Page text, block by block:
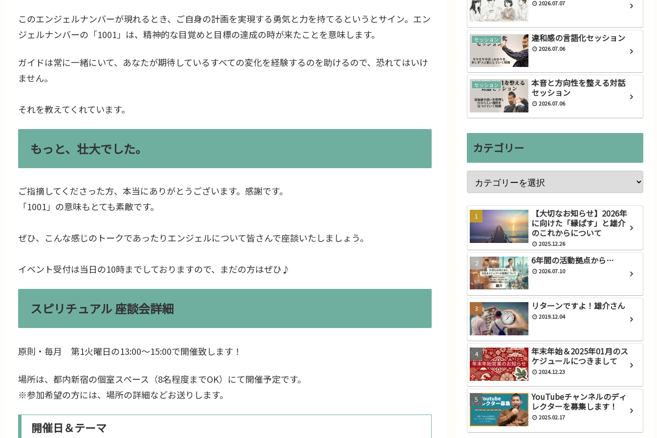
このエンジェルナンバーが現れるとき、ご自身の計画を実現する勇気と力を持てるというとサイン。エン
ジェルナンバーの「1001」は、精神的な目覚めと目標の達成の時が来たことを意味します。
ガイドは常に一緒にいて、あなたが期待しているすべての変化を経験するのを助けるので、恐れてはいけ
ません。
それを教えてくれています。
もっと、壮大でした。
ご指摘してくださった方、本当にありがとうございます。感謝です。
「1001」の意味もとても素敵です。
ぜひ、こんな感じのトークであったりエンジェルについて皆さんで座談いたしましょう。
イベント受付は当日の10時までしておりますので、まだの方はぜひ♪
スピリチュアル 座談会詳細
原則・毎月 第1火曜日の13:00～15:00で開催致します！
場所は、都内新宿の個室スペース（8名程度までOK）にて開催予定です。
※参加希望の方には、場所の詳細などお送りします。
開催日＆テーマ
2026.07.07
セッション 違和感の言語化セッション
2026.07.06
セッション
本音と方向性を整える対話
セッション
2026.07.06
カテゴリー
【大切なお知らせ】2026年
に向けた「縁ぱす」と雄介
のこれからについて
2025.12.26
6年間の活動拠点から…
2026.07.10
リターンですよ！雄介さん
2019.12.04
年末年始＆2025年01月のス
ケジュールにつきまして
2024.12.23
YouTubeチャンネルのディ
レクターを募集します！
2025.02.17